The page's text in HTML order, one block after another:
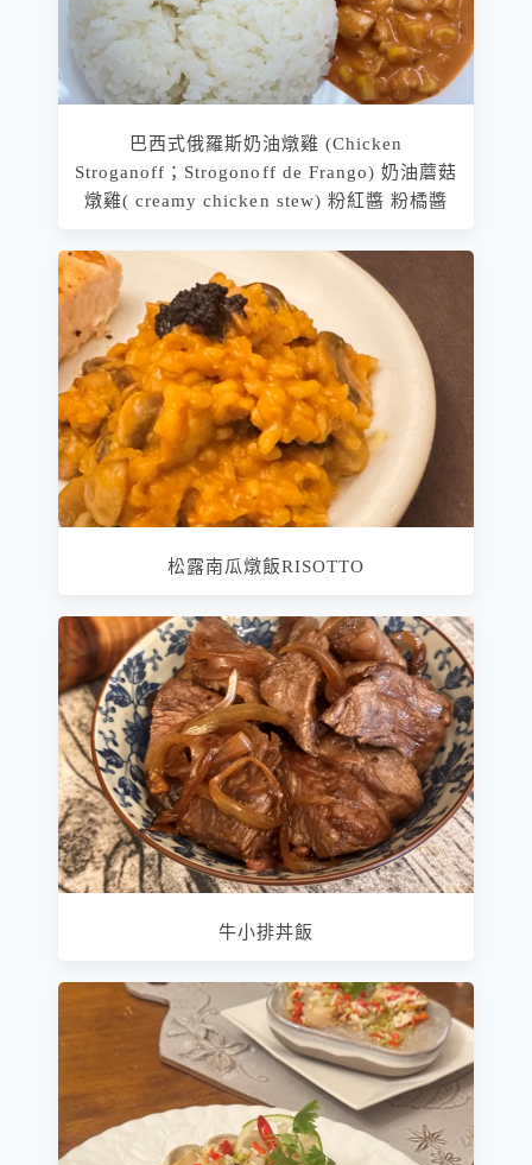
巴西式俄羅斯奶油燉雞 (Chicken
Stroganoff；Strogonoff de Frango) 奶油蘑菇
燉雞( creamy chicken stew) 粉紅醬 粉橘醬
松露南瓜燉飯RISOTTO
牛小排丼飯